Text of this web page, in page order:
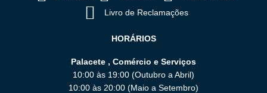
Livro de Reclamações
HORÁRIOS
Palacete , Comércio e Serviços
10:00 às 19:00 (Outubro a Abril)
10:00 às 20:00 (Maio a Setembro)